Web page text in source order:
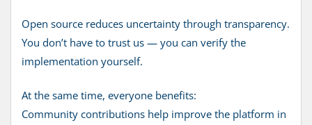
Open source reduces uncertainty through transparency.
You don’t have to trust us — you can verify the
implementation yourself.
At the same time, everyone benefits:
Community contributions help improve the platform in